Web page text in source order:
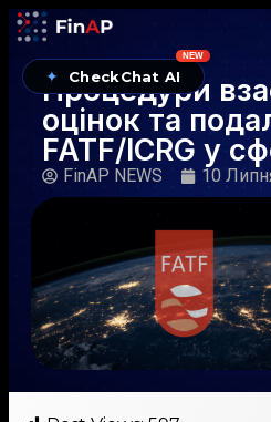
✦ CheckChat AI
NEW
Процедури
оцінок та
FATF/ICRG у
FinAP NEWS 10